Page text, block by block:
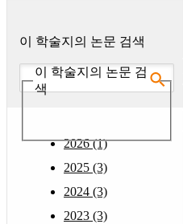
이 학술지의 논문 검색
이 학술지의 논문 검
색
2026 (1)
2025 (3)
2024 (3)
2023 (3)